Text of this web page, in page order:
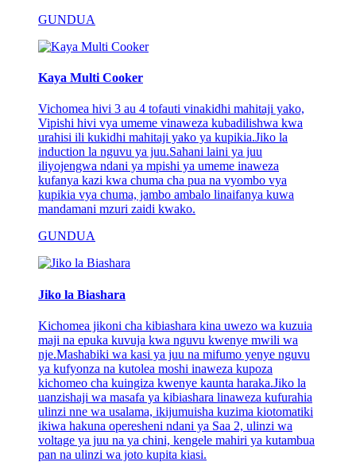
GUNDUA
Kaya Multi Cooker
Vichomea hivi 3 au 4 tofauti vinakidhi mahitaji yako,
Vipishi hivi vya umeme vinaweza kubadilishwa kwa
urahisi ili kukidhi mahitaji yako ya kupikia.Jiko la
induction la nguvu ya juu.Sahani laini ya juu
iliyojengwa ndani ya mpishi ya umeme inaweza
kufanya kazi kwa chuma cha pua na vyombo vya
kupikia vya chuma, jambo ambalo linaifanya kuwa
mandamani mzuri zaidi kwako.
GUNDUA
Jiko la Biashara
Kichomea jikoni cha kibiashara kina uwezo wa kuzuia
maji na epuka kuvuja kwa nguvu kwenye mwili wa
nje.Mashabiki wa kasi ya juu na mifumo yenye nguvu
ya kufyonza na kutolea moshi inaweza kupoza
kichomeo cha kuingiza kwenye kaunta haraka.Jiko la
uanzishaji wa masafa ya kibiashara linaweza kufurahia
ulinzi nne wa usalama, ikijumuisha kuzima kiotomatiki
ikiwa hakuna operesheni ndani ya Saa 2, ulinzi wa
voltage ya juu na ya chini, kengele mahiri ya kutambua
pan na ulinzi wa joto kupita kiasi.